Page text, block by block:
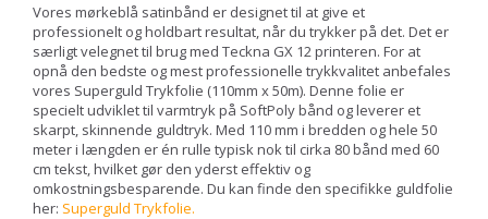
Vores mørkeblå satinbånd er designet til at give et
professionelt og holdbart resultat, når du trykker på det. Det er
særligt velegnet til brug med Teckna GX 12 printeren. For at
opnå den bedste og mest professionelle trykkvalitet anbefales
vores Superguld Trykfolie (110mm x 50m). Denne folie er
specielt udviklet til varmtryk på SoftPoly bånd og leverer et
skarpt, skinnende guldtryk. Med 110 mm i bredden og hele 50
meter i længden er én rulle typisk nok til cirka 80 bånd med 60
cm tekst, hvilket gør den yderst effektiv og
omkostningsbesparende. Du kan finde den specifikke guldfolie
her: Superguld Trykfolie.